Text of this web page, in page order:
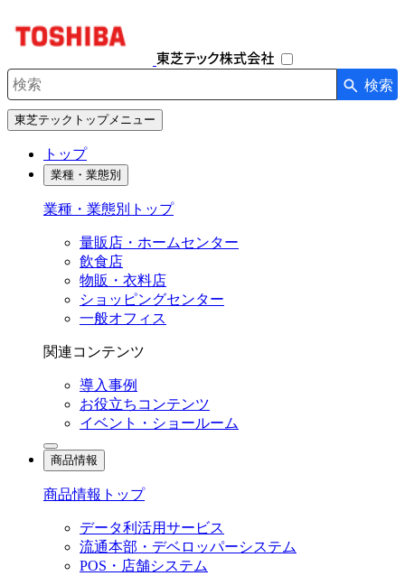
ー
検索キーワード入力 検索
東芝テックトップメニュー
トップ
業種・業態別
業種・業態別トップ
量販店・ホームセンター
飲食店
物販・衣料店
ショッピングセンター
一般オフィス
関連コンテンツ
導入事例
お役立ちコンテンツ
イベント・ショールーム
商品情報
商品情報トップ
データ利活用サービス
流通本部・デベロッパーシステム
POS・店舗システム